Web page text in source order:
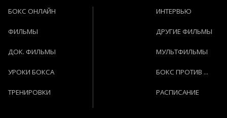
БОКС ОНЛАЙН
ФИЛЬМЫ
ДОК. ФИЛЬМЫ
УРОКИ БОКСА
ТРЕНИРОВКИ
ИНТЕРВЬЮ
ДРУГИЕ ФИЛЬМЫ
МУЛЬТФИЛЬМЫ
БОКС ПРОТИВ ...
РАСПИСАНИЕ